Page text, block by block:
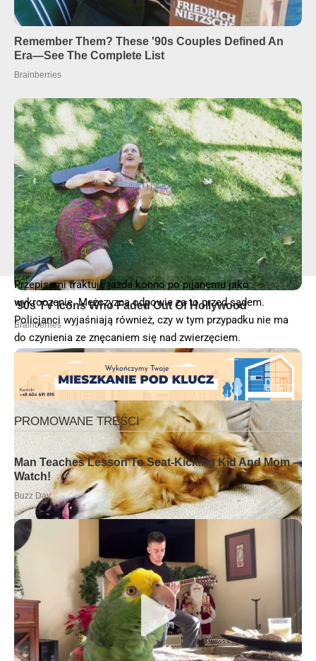
Przepisami traktuję jazda konno po pijanemu jako
wykroczenie. Mężczyzna odpowie za to przed sądem.
Policjanci wyjaśniają również, czy w tym przypadku nie ma
do czynienia ze znęcaniem się nad zwierzęciem.